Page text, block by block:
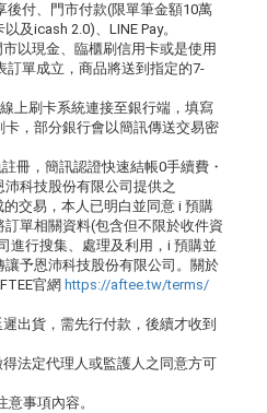
後付、門市付款(限單筆金額10萬
及icash 2.0)、LINE Pay。
以現金、臨櫃刷信用卡或是使用
訂單成立，商品將送到指定的7-
上刷卡系統連接至銀行端，填寫
，部分銀行會以簡訊傳送交易密
冊，簡訊認證快速結帳0手續費・
科技股份有限公司提供之
的交易，本人已明白並同意 i 預購
單相關資料(包含但不限於收件資
進行搜集、處理及利用，i 預購並
予恩沛科技股份有限公司。關於
官網 https://aftee.tw/terms/
出貨，需先行付款，後續才收到
法定代理人或監護人之同意方可
意事項內容。